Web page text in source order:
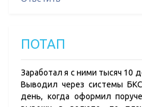
ПОТАП
Заработал я с ними тысяч 10
Выводил через системы
день, когда оформил